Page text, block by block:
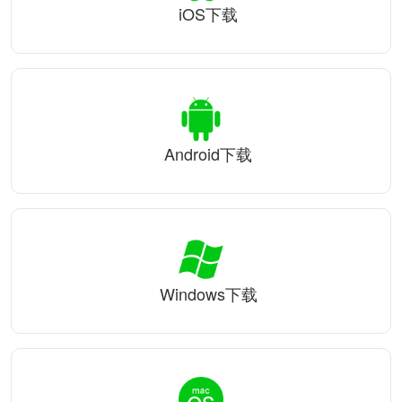
iOS下载
Android下载
Windows下载